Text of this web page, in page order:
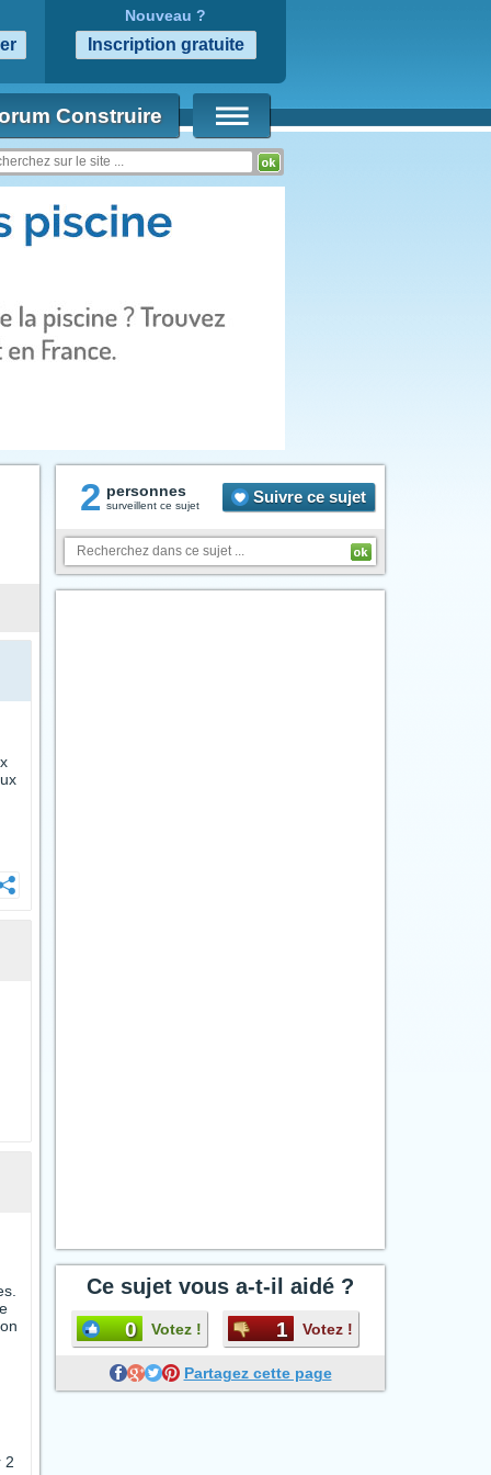
Nouveau ?
Construire
2
2 personnes
surveillent ce sujet Suivre ce sujet
Ce sujet vous a-t-il aidé ?
0 Votez ! 1 Votez !
Partagez cette page